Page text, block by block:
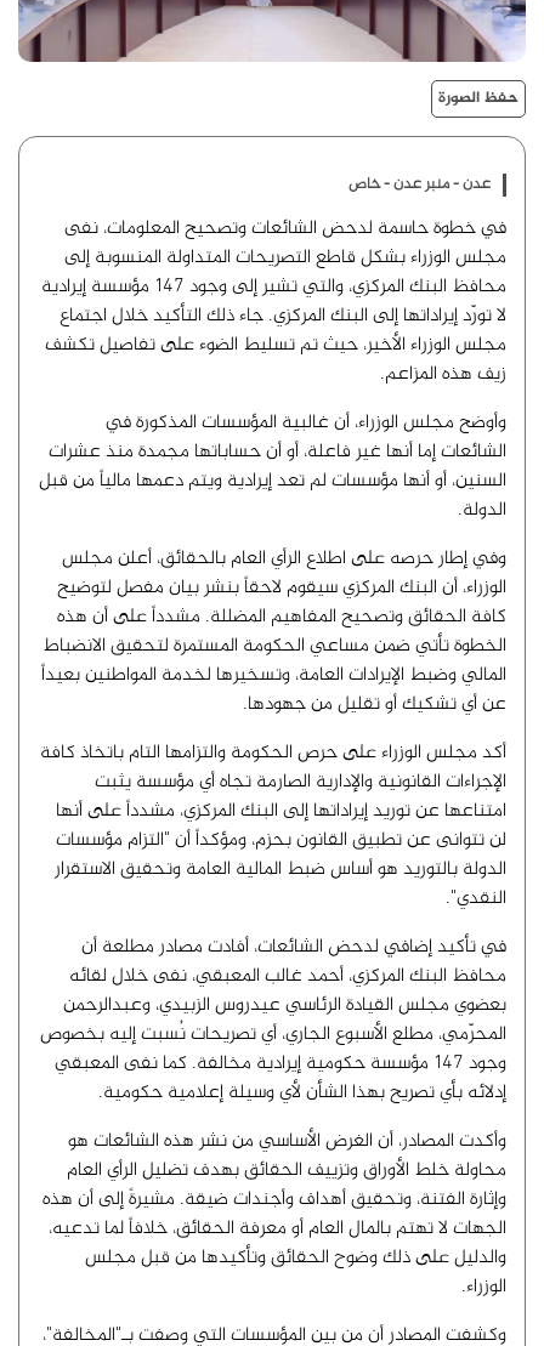
حفظ الصورة
عدن - منبر عدن - خاص
في خطوة حاسمة لدحض الشائعات وتصحيح المعلومات، نفى
مجلس الوزراء بشكل قاطع التصريحات المتداولة المنسوبة إلى
محافظ البنك المركزي، والتي تشير إلى وجود 147 مؤسسة إيرادية
لا تورّد إيراداتها إلى البنك المركزي. جاء ذلك التأكيد خلال اجتماع
مجلس الوزراء الأخير، حيث تم تسليط الضوء على تفاصيل تكشف
زيف هذه المزاعم.
وأوضح مجلس الوزراء، أن غالبية المؤسسات المذكورة في
الشائعات إما أنها غير فاعلة، أو أن حساباتها مجمدة منذ عشرات
السنين، أو أنها مؤسسات لم تعد إيرادية ويتم دعمها مالياً من قبل
الدولة.
وفي إطار حرصه على اطلاع الرأي العام بالحقائق، أعلن مجلس
الوزراء، أن البنك المركزي سيقوم لاحقاً بنشر بيان مفصل لتوضيح
كافة الحقائق وتصحيح المفاهيم المضللة. مشدداً على أن هذه
الخطوة تأتي ضمن مساعي الحكومة المستمرة لتحقيق الانضباط
المالي وضبط الإيرادات العامة، وتسخيرها لخدمة المواطنين بعيداً
عن أي تشكيك أو تقليل من جهودها.
أكد مجلس الوزراء على حرص الحكومة والتزامها التام باتخاذ كافة
الإجراءات القانونية والإدارية الصارمة تجاه أي مؤسسة يثبت
امتناعها عن توريد إيراداتها إلى البنك المركزي، مشدداً على أنها
لن تتوانى عن تطبيق القانون بحزم، ومؤكداً أن "التزام مؤسسات
الدولة بالتوريد هو أساس ضبط المالية العامة وتحقيق الاستقرار
النقدي".
في تأكيد إضافي لدحض الشائعات، أفادت مصادر مطلعة أن
محافظ البنك المركزي، أحمد غالب المعبقي، نفى خلال لقائه
بعضوي مجلس القيادة الرئاسي عيدروس الزبيدي، وعبدالرحمن
المحرّمي، مطلع الأسبوع الجاري، أي تصريحات نُسبت إليه بخصوص
وجود 147 مؤسسة حكومية إيرادية مخالفة. كما نفى المعبقي
إدلائه بأي تصريح بهذا الشأن لأي وسيلة إعلامية حكومية.
وأكدت المصادر، أن الغرض الأساسي من نشر هذه الشائعات هو
محاولة خلط الأوراق وتزييف الحقائق بهدف تضليل الرأي العام
وإثارة الفتنة، وتحقيق أهداف وأجندات ضيقة. مشيرةً إلى أن هذه
الجهات لا تهتم بالمال العام أو معرفة الحقائق، خلافاً لما تدعيه،
والدليل على ذلك وضوح الحقائق وتأكيدها من قبل مجلس
الوزراء.
وكشفت المصادر أن من بين المؤسسات التي وصفت بـ"المخالفة"،